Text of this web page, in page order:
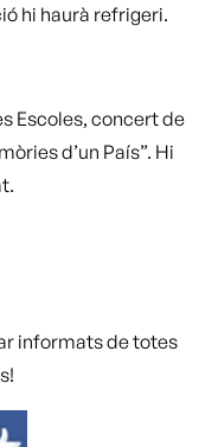
hi haurà refrigeri.
Escoles, concert de
d’un País”. Hi
informats de totes